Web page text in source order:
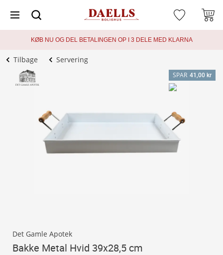
KØB NU OG DEL BETALINGEN OP I 3 DELE MED KLARNA
Tilbage Servering
SPAR 41,00 kr
Det Gamle Apotek
Bakke Metal Hvid 39x28,5 cm